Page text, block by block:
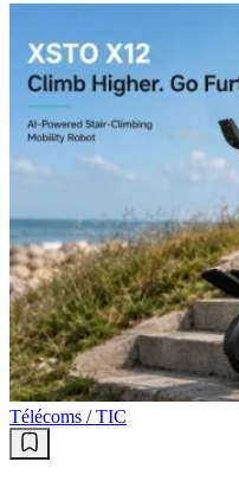
Télécoms / TIC